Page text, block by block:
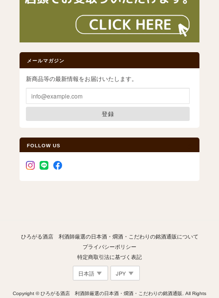
メールマガジン
新商品等の最新情報をお届けいたします。
登録
FOLLOW US
ひろがる酒店 利酒師厳選の日本酒・燗酒・こだわりの銘酒通販について
プライバシーポリシー
特定商取引法に基づく表記
Copyright © ひろがる酒店 利酒師厳選の日本酒・燗酒・こだわりの銘酒通販. All Rights